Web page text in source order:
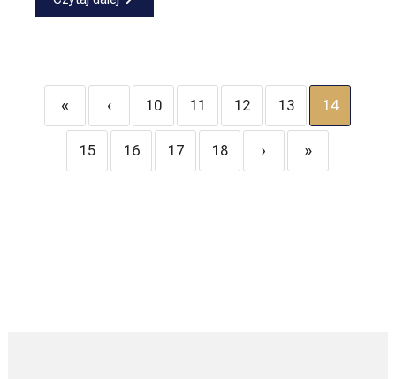
« ‹ 10 11 12 13 14
15 16 17 18 › »